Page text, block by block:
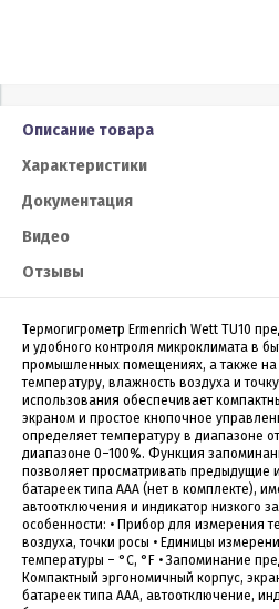
Описание товара
Характеристики
Документация
Видео
Отзывы
Термогигрометр Ermenrich Wett TU10
и удобного контроля микроклимата в
промышленных помещениях, а также
температуру, влажность воздуха и
использования обеспечивает
экраном и простое кнопочное
определяет температуру в диапазоне
диапазоне 0–100%. Функция
позволяет просматривать предыдущие
батареек типа ААА (нет в комплекте),
автоотключения и индикатор низкого
особенности: • Прибор для измерения
воздуха, точки росы • Единицы
температуры – °C, °F • Запоминание
Компактный эргономичный корпус,
батареек типа ААА, автоотключение,